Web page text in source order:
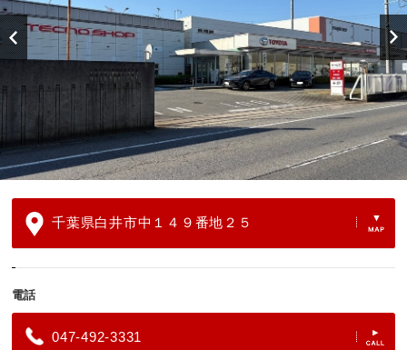
千葉県白井市中１４９番地２５
電話
047-492-3331